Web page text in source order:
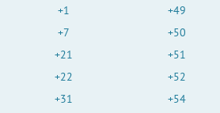
+1
+7
+21
+22
+31
+49
+50
+51
+52
+54